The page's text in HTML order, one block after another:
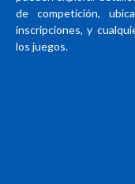
de competición,
inscripciones, y
los juegos.